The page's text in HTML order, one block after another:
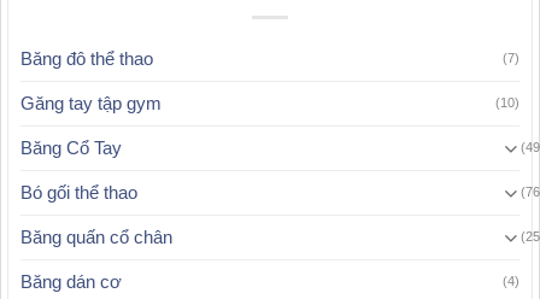
Băng đô thể thao (7)
Găng tay tập gym (10)
Băng Cổ Tay
Bó gối thể thao
Băng quấn cổ chân
Băng dán cơ (4)